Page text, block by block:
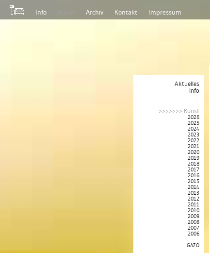
Info Archiv Kontakt Impressum
Aktuelles
Info
>>>>>>> Kunst
2026
2025
2024
2023
2022
2021
2020
2019
2018
2017
2016
2015
2014
2013
2012
2011
2010
2009
2008
2007
2006
GAZO